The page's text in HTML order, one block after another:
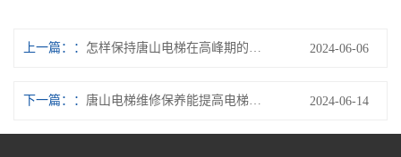
上一篇： 2024-06-06
下一篇： 2024-06-14